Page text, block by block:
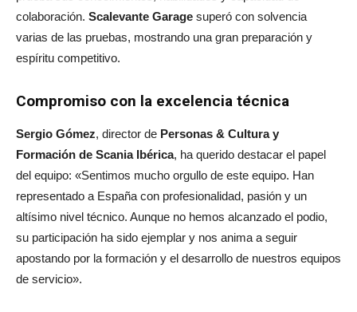
colaboración. Scalevante Garage superó con solvencia
varias de las pruebas, mostrando una gran preparación y
espíritu competitivo.
Compromiso con la excelencia técnica
Sergio Gómez, director de Personas & Cultura y
Formación de Scania Ibérica, ha querido destacar el papel
del equipo: «Sentimos mucho orgullo de este equipo. Han
representado a España con profesionalidad, pasión y un
altísimo nivel técnico. Aunque no hemos alcanzado el podio,
su participación ha sido ejemplar y nos anima a seguir
apostando por la formación y el desarrollo de nuestros equipos
de servicio».